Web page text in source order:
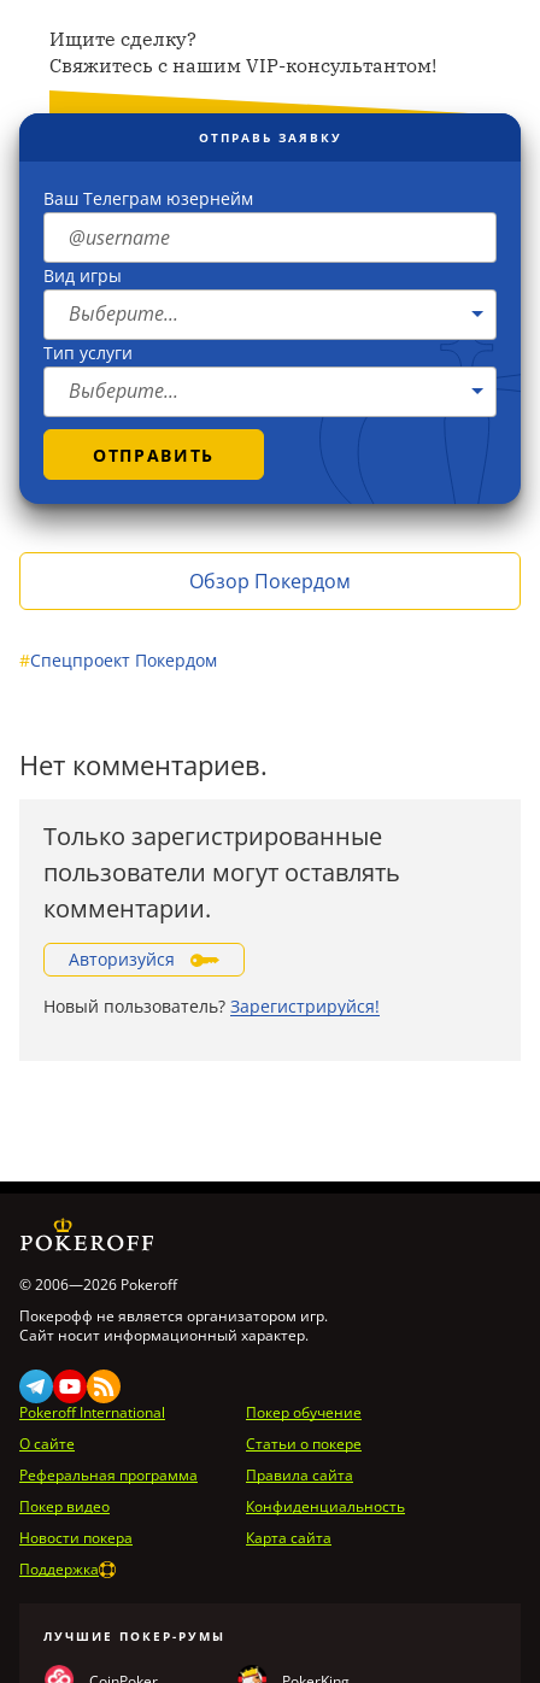
Ищите сделку?
Свяжитесь с нашим VIP-консультантом!
ОТПРАВЬ ЗАЯВКУ
Ваш Телеграм юзернейм
Вид игры
Выберите...
Тип услуги
Выберите...
ОТПРАВИТЬ
Обзор Покердом
#Спецпроект Покердом
Нет комментариев.
Только зарегистрированные
пользователи могут оставлять
комментарии.
Авторизуйся
Новый пользователь? Зарегистрируйся!
© 2006—2026 Pokeroff
Покерофф не является организатором игр.
Сайт носит информационный характер.
Pokeroff International
Покер обучение
О сайте
Статьи о покере
Реферальная программа
Правила сайта
Покер видео
Конфиденциальность
Новости покера
Карта сайта
Поддержка
ЛУЧШИЕ ПОКЕР-РУМЫ